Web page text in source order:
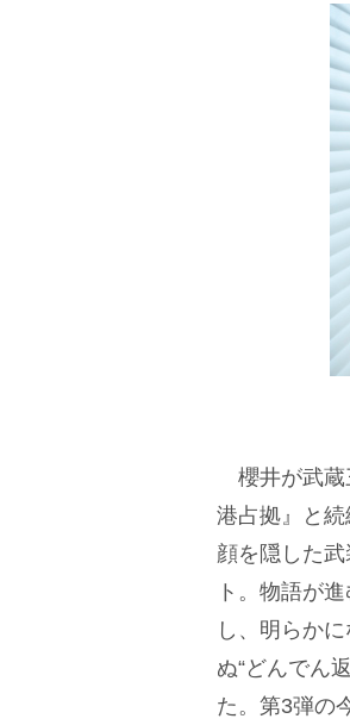
櫻井が武蔵
港占拠』と
顔を隠した
ト。物語が
し、明らか
ぬ“どんでん
た。第3弾の